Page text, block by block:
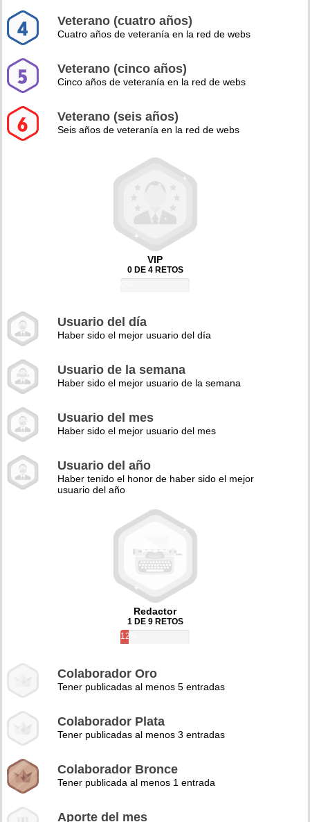
Veterano (cuatro años)
Cuatro años de veteranía en la red de webs
Veterano (cinco años)
Cinco años de veteranía en la red de webs
Veterano (seis años)
Seis años de veteranía en la red de webs
VIP
0 DE 4 RETOS
Usuario del día
Haber sido el mejor usuario del día
Usuario de la semana
Haber sido el mejor usuario de la semana
Usuario del mes
Haber sido el mejor usuario del mes
Usuario del año
Haber tenido el honor de haber sido el mejor
usuario del año
Redactor
1 DE 9 RETOS
12%
Colaborador Oro
Tener publicadas al menos 5 entradas
Colaborador Plata
Tener publicadas al menos 3 entradas
Colaborador Bronce
Tener publicada al menos 1 entrada
Aporte del mes